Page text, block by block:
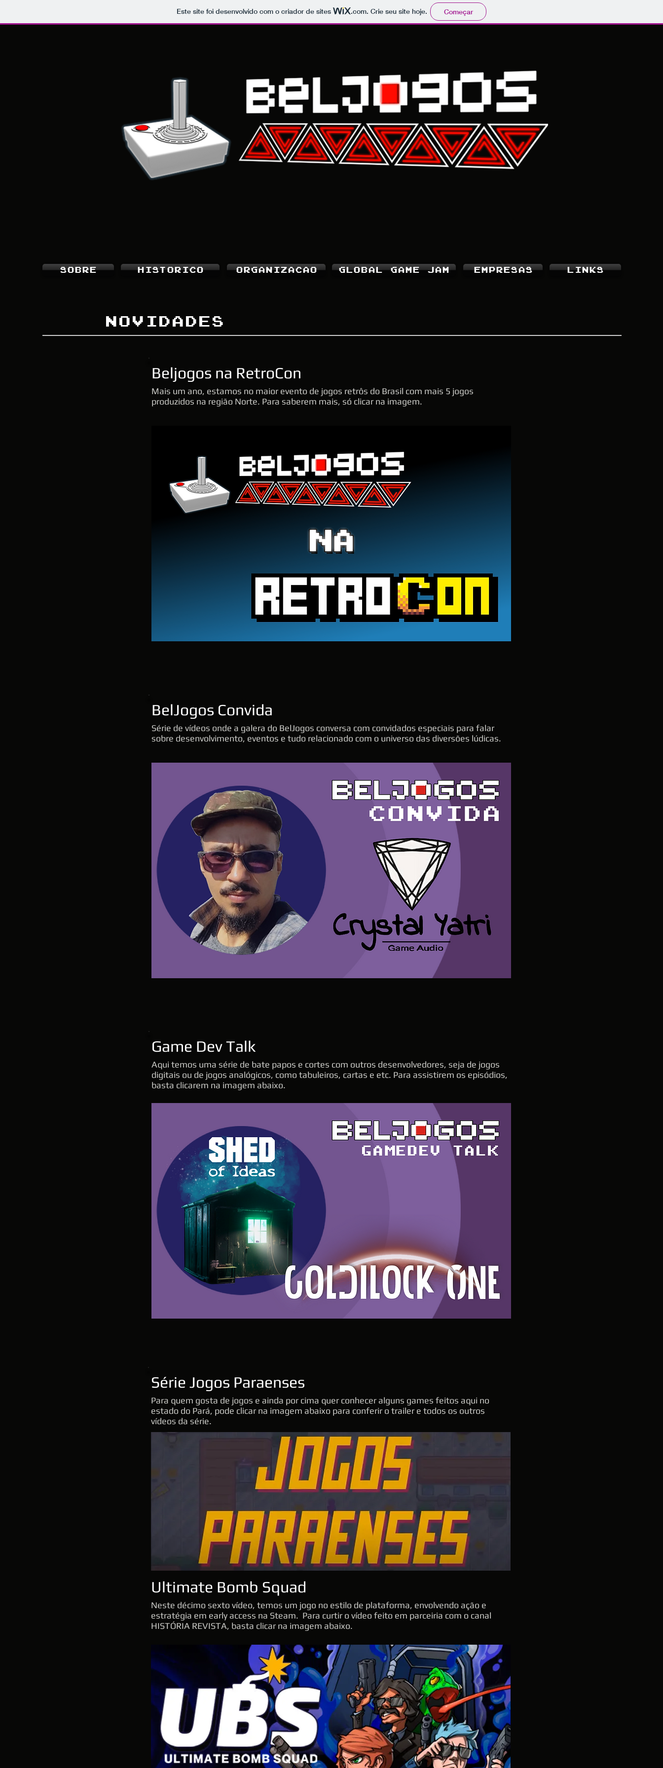
Este site foi desenvolvido com o criador de sites .com. Crie seu site hoje. Começar
SOBRE HISTORICO ORGANIZACAO GLOBAL GAME JAM EMPRESAS LINKS
NOVIDADES
Beljogos na RetroCon
Mais um ano, estamos no maior evento de jogos retrôs do Brasil com mais 5 jogos
produzidos na região Norte. Para saberem mais, só clicar na imagem.
BelJogos Convida
Série de vídeos onde a galera do BelJogos conversa com convidados especiais para falar
sobre desenvolvimento, eventos e tudo relacionado com o universo das diversões lúdicas.
Game Dev Talk
Aqui temos uma série de bate papos e cortes com outros desenvolvedores, seja de jogos
digitais ou de jogos analógicos, como tabuleiros, cartas e etc. Para assistirem os episódios,
basta clicarem na imagem abaixo.
Série Jogos Paraenses
Para quem gosta de jogos e ainda por cima quer conhecer alguns games feitos aqui no
estado do Pará, pode clicar na imagem abaixo para conferir o trailer e todos os outros
vídeos da série.
Ultimate Bomb Squad
Neste décimo sexto vídeo, temos um jogo no estilo de plataforma, envolvendo ação e
estratégia em early access na Steam. Para curtir o vídeo feito em parceiria com o canal
HISTÓRIA REVISTA, basta clicar na imagem abaixo.